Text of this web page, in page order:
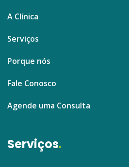
A Clínica
Serviços
Porque nós
Fale Conosco
Agende uma Consulta
Serviços